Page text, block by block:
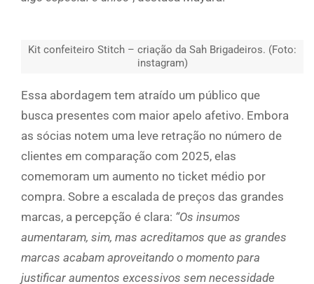
Kit confeiteiro Stitch – criação da Sah Brigadeiros. (Foto:
instagram)
Essa abordagem tem atraído um público que
busca presentes com maior apelo afetivo. Embora
as sócias notem uma leve retração no número de
clientes em comparação com 2025, elas
comemoram um aumento no ticket médio por
compra. Sobre a escalada de preços das grandes
marcas, a percepção é clara: “Os insumos
aumentaram, sim, mas acreditamos que as grandes
marcas acabam aproveitando o momento para
justificar aumentos excessivos sem necessidade